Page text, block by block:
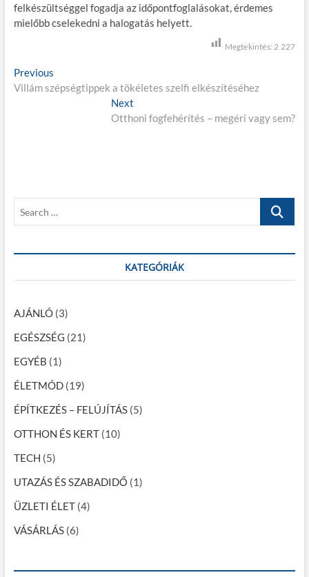
felkészültséggel fogadja az időpontfoglalásokat, érdemes
mielőbb cselekedni a halogatás helyett.
Megtekintés: 2 227
B
e
z
é
s
n
v
i
g
á
c
i
ó
Previous
r
s
:
Villám szépségtippek a tökéletes szelfi elkészítéséhez
Next
e
:
Otthoni fogfehérítés – megéri vagy sem?
r
h
KATEGÓRIÁK
AJÁNLÓ(3)
EGÉSZSÉG (21)
EGYÉB (1)
ÉLETMÓD(19)
ÉPÍTKEZÉS – FELÚJÍTÁS(5)
OTTHON ÉS KERT(10)
TECH (5)
UTAZÁS ÉS SZABADIDŐ (1)
ÜZLETI ÉLET(4)
VÁSÁRLÁS(6)